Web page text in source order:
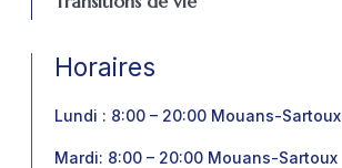
Horaires
Lundi : 8:00 – 20:00 Mouans-Sartoux
Mardi: 8:00 – 20:00 Mouans-Sartoux